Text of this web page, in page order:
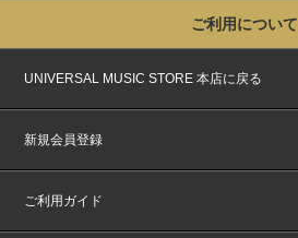
ご利用について
UNIVERSAL MUSIC STORE 本店に戻る
新規会員登録
ご利用ガイド